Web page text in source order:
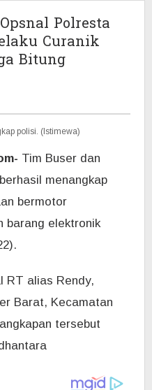
Polresta
Curanik
Bitung
polisi. (Istimewa)
Tim Buser dan
menangkap
bermotor
barang elektronik
RT alias Rendy,
Barat, Kecamatan
tersebut